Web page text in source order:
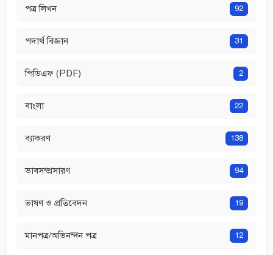
পত্র লিখন 92
পদার্থ বিজ্ঞান 31
পিডিএফ (PDF) 2
বাংলা 22
ব্যাকরণ 138
ভাবসম্প্রসারণ 94
ভাষণ ও প্রতিবেদন 19
মানপত্র/অভিনন্দন পত্র 12